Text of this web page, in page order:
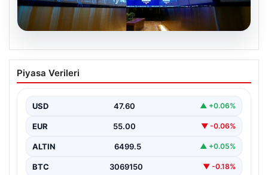
Yatırım araçlarının haftalık performansı
nasıl oldu?
Piyasa Verileri
USD 47.60 ▲ +0.06%
EUR 55.00 ▼ -0.06%
ALTIN 6499.5 ▲ +0.05%
BTC 3069150 ▼ -0.18%